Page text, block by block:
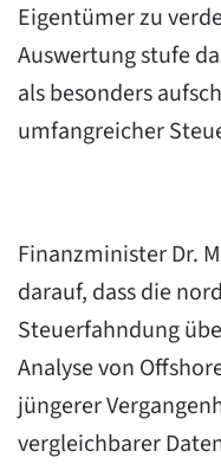
Eigentümer zu
Auswertung stufe
als besonders
umfangreicher
Finanzminister Dr.
darauf, dass die
Steuerfahndung
Analyse von
jüngerer
vergleichbarer